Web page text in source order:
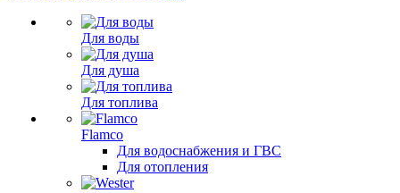
Для воды
Для душа
Для топлива
Flamco
Для водоснабжения и ГВС
Для отопления